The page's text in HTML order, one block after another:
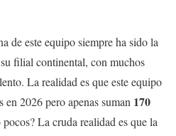
de este equipo siempre ha sido la
filial continental, con muchos
La realidad es que este equipo
en 2026 pero apenas suman 170
La cruda realidad es que la